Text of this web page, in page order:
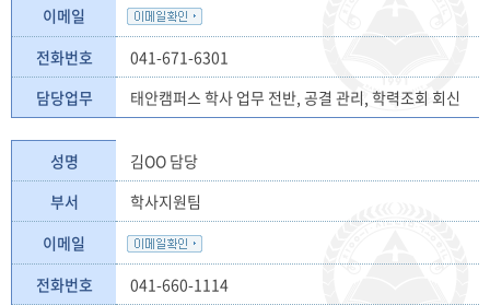
이메일
전화번호
041-671-6301
담당업무
태안캠퍼스 학사 업무 전반, 공결 관리, 학력조회 회신
성명
김OO 담당
부서
학사지원팀
이메일
전화번호
041-660-1114